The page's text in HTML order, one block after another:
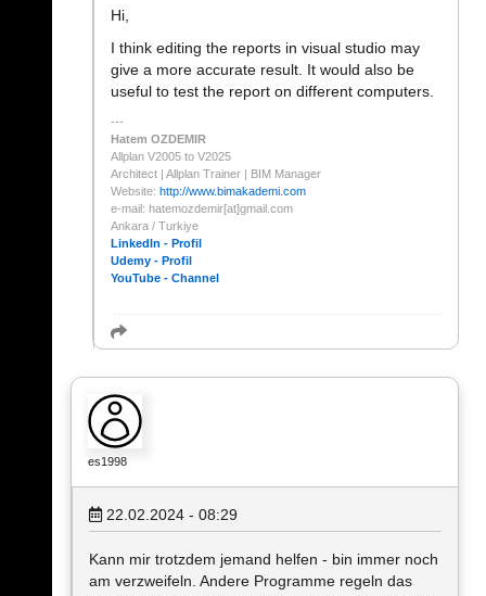
Hi,
I think editing the reports in visual studio may
give a more accurate result. It would also be
useful to test the report on different computers.
Hatem OZDEMIR
Allplan V2005 to V2025
Architect | Allplan Trainer | BIM Manager
Website: http://www.bimakademi.com
e-mail: hatemozdemir[at]gmail.com
Ankara / Turkiye
LinkedIn - Profil
Udemy - Profil
YouTube - Channel
es1998
22.02.2024 - 08:29
Kann mir trotzdem jemand helfen - bin immer noch
am verzweifeln. Andere Programme regeln das